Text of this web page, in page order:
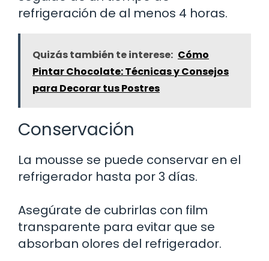
refrigeración de al menos 4 horas.
Quizás también te interese: Cómo
Pintar Chocolate: Técnicas y Consejos
para Decorar tus Postres
Conservación
La mousse se puede conservar en el
refrigerador hasta por 3 días.
Asegúrate de cubrirlas con film
transparente para evitar que se
absorban olores del refrigerador.